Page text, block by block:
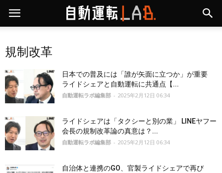
規制改革
日本での普及には「誰が矢面に立つか」が重要
ライドシェアと自動運転に共通点【...
自動運転ラボ編集部 - 2025年2月12日 06:34
ライドシェアは「タクシーと別の業」 LINEヤフー
会長の規制改革論の真意は？...
自動運転ラボ編集部 - 2025年2月12日 06:34
自治体と連携のGO、官製ライドシェアで再び